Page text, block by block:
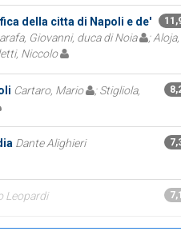
della citta di Napoli e de'
Giovanni, duca di Noia
; Aloja,
Niccolo
Cartaro, Mario
; Stigliola,
Dante Alighieri
Leopardi